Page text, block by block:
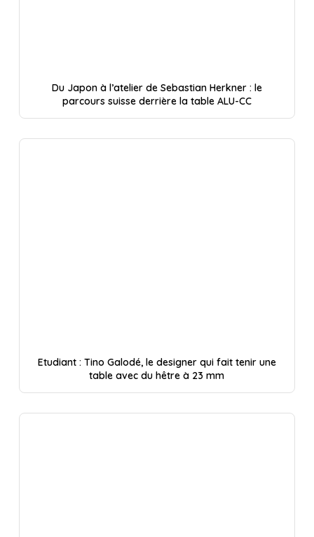
Du Japon à l’atelier de Sebastian Herkner : le
parcours suisse derrière la table ALU-CC
Etudiant : Tino Galodé, le designer qui fait tenir une
table avec du hêtre à 23 mm